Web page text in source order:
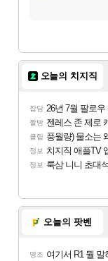
오늘의 치지직
잡담 26년 7월 팔로우 상승
짤방 젠레스 존 제로 캐
클립 풍월량) 물소는 왜 물소라
정보 치지직 애플TV
정보 룩삼 니니 초대
오늘의 팟벤
명조 여기서 R1 뭘 말하는거고